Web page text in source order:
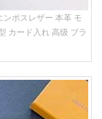
ンボスレザー 本革 モ
カード入れ 高级 ブラ
わいい